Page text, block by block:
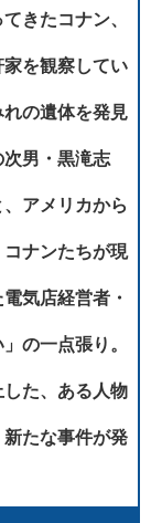
きたコナン、
を観察してい
の遺体を発見
男・黒滝志
アメリカから
ナンたちが現
気店経営者・
の一点張り。
た、ある人物
たな事件が発